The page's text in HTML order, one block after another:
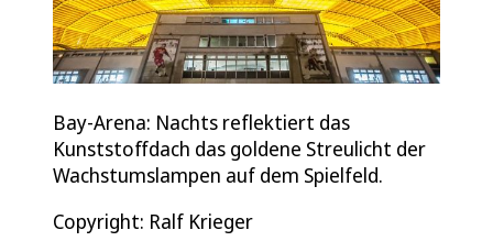
Bay-Arena: Nachts reflektiert das
Kunststoffdach das goldene Streulicht der
Wachstumslampen auf dem Spielfeld.
Copyright: Ralf Krieger